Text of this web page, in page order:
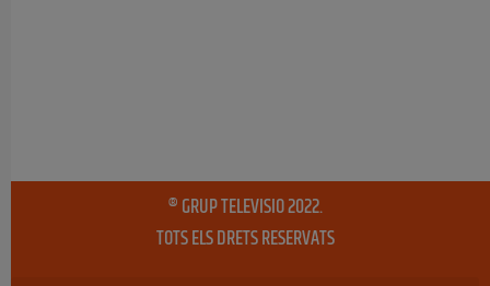
® GRUP TELEVISIO 2022.
TOTS ELS DRETS RESERVATS